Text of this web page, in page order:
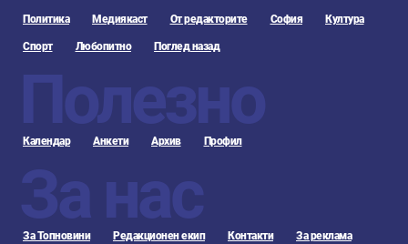
Политика Медиякаст От редакторите София Култура
Спорт Любопитно Поглед назад
Полезно
Календар Анкети Архив Профил
За нас
За Топновини Редакционен екип Контакти За реклама